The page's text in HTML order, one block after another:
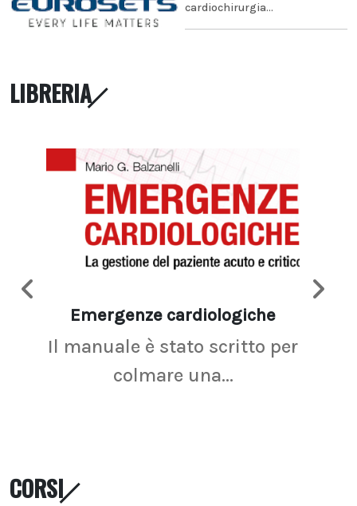
cardiochirurgia...
LIBRERIA
Emergenze cardiologiche
Il manuale è stato scritto per
colmare una...
CORSI